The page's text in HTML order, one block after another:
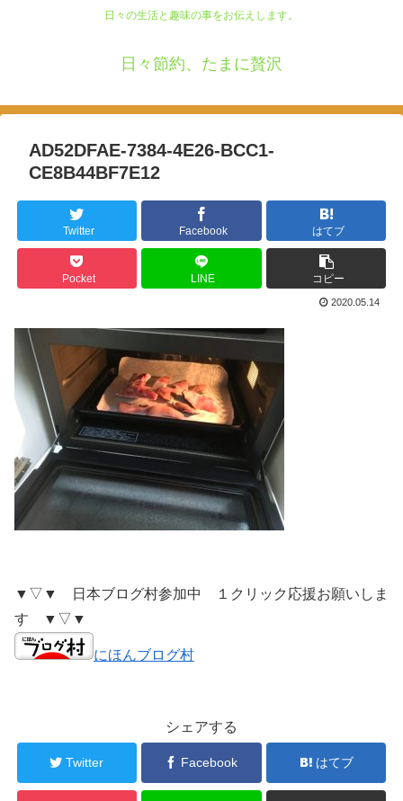
日々の生活と趣味の事をお伝えします。
日々節約、たまに贅沢
AD52DFAE-7384-4E26-BCC1-
CE8B44BF7E12
Twitter Facebook はてブ
Pocket LINE コピー
2020.05.14
▼▽▼ 日本ブログ村参加中 １クリック応援お願いしま
す ▼▽▼
にほんブログ村
シェアする
Twitter Facebook はてブ